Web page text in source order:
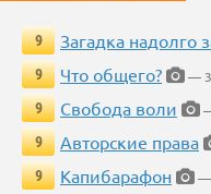
9 Загадка надолго
9
Что общего?
—
9
Свобода воли
9
Авторские права
9
Капибарафон
—